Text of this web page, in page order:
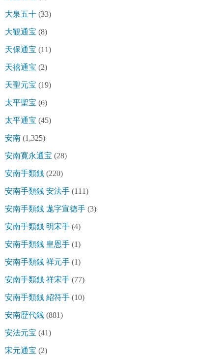
大泉五十 (33)
大観通宝 (8)
天保通宝 (11)
天禧通宝 (2)
天聖元宝 (19)
太平聖宝 (6)
太平通宝 (45)
安南 (1,325)
安南寛永通宝 (28)
安南手類銭 (220)
安南手類銭 安法手 (111)
安南手類銭 尨字宣徳手 (3)
安南手類銭 明宋手 (4)
安南手類銭 皇恩手 (1)
安南手類銭 祥元手 (1)
安南手類銭 祥宋手 (77)
安南手類銭 紹符手 (10)
安南歴代銭 (881)
安法元宝 (41)
宋元通宝 (2)